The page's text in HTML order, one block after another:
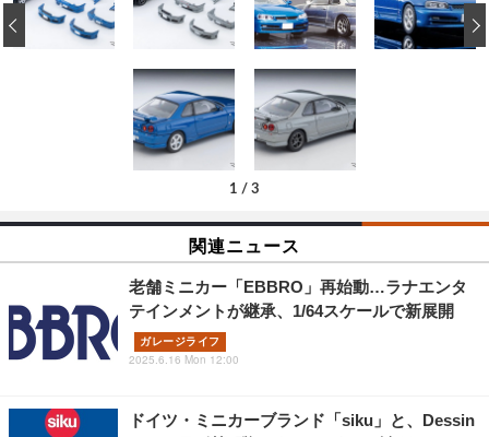
1 / 3
‹
関連ニュース
老舗ミニカー「EBBRO」再始動…ラナエンタ
テインメントが継承、1/64スケールで新展開
ガレージライフ
2025.6.16 Mon 12:00
ドイツ・ミニカーブランド「siku」と、Dessin